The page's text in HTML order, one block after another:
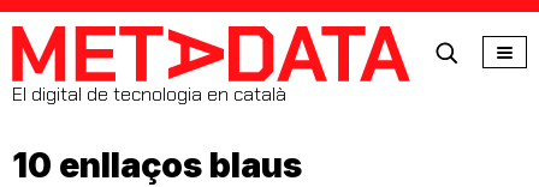
MetaData
El digital de tecnologia en català
10 enllaços blaus